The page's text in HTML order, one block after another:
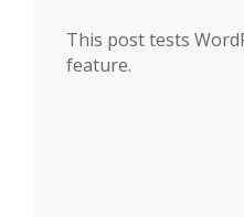
This post tests
feature.